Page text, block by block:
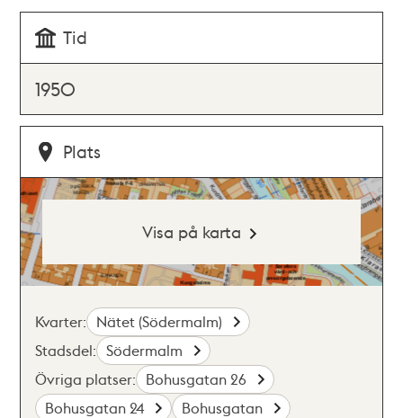
Tid
1950
Plats
Visa på karta
Kvarter: Nätet (Södermalm)
Stadsdel: Södermalm
Övriga platser: Bohusgatan 26
Bohusgatan 24
Bohusgatan